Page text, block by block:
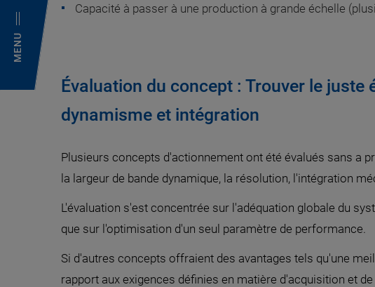
MENU
Capacité à passer à une production à grande échelle
Évaluation du concept : Trouver le
dynamisme et intégration
Plusieurs concepts d'actionnement ont été évalués sans a
la largeur de bande dynamique, la résolution, l'intégration
L'évaluation s'est concentrée sur l'adéquation globale du
que sur l'optimisation d'un seul paramètre de performance.
Si d'autres concepts offraient des avantages tels qu'une
rapport aux exigences définies en matière d'acquisition et de